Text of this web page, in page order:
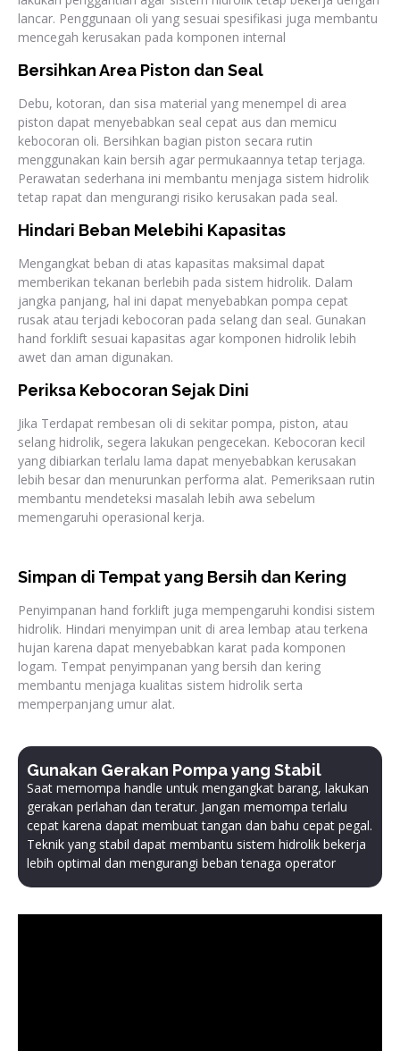
lancar. Penggunaan oli yang sesuai spesifikasi juga membantu
mencegah kerusakan pada komponen internal
Bersihkan Area Piston dan Seal
Debu, kotoran, dan sisa material yang menempel di area
piston dapat menyebabkan seal cepat aus dan memicu
kebocoran oli. Bersihkan bagian piston secara rutin
menggunakan kain bersih agar permukaannya tetap terjaga.
Perawatan sederhana ini membantu menjaga sistem hidrolik
tetap rapat dan mengurangi risiko kerusakan pada seal.
Hindari Beban Melebihi Kapasitas
Mengangkat beban di atas kapasitas maksimal dapat
memberikan tekanan berlebih pada sistem hidrolik. Dalam
jangka panjang, hal ini dapat menyebabkan pompa cepat
rusak atau terjadi kebocoran pada selang dan seal. Gunakan
hand forklift sesuai kapasitas agar komponen hidrolik lebih
awet dan aman digunakan.
Periksa Kebocoran Sejak Dini
Jika Terdapat rembesan oli di sekitar pompa, piston, atau
selang hidrolik, segera lakukan pengecekan. Kebocoran kecil
yang dibiarkan terlalu lama dapat menyebabkan kerusakan
lebih besar dan menurunkan performa alat. Pemeriksaan rutin
membantu mendeteksi masalah lebih awa sebelum
memengaruhi operasional kerja.
Simpan di Tempat yang Bersih dan Kering
Penyimpanan hand forklift juga mempengaruhi kondisi sistem
hidrolik. Hindari menyimpan unit di area lembap atau terkena
hujan karena dapat menyebabkan karat pada komponen
logam. Tempat penyimpanan yang bersih dan kering
membantu menjaga kualitas sistem hidrolik serta
memperpanjang umur alat.
Gunakan Gerakan Pompa yang Stabil
Saat memompa handle untuk mengangkat barang, lakukan
gerakan perlahan dan teratur. Jangan memompa terlalu
cepat karena dapat membuat tangan dan bahu cepat pegal.
Teknik yang stabil dapat membantu sistem hidrolik bekerja
lebih optimal dan mengurangi beban tenaga operator